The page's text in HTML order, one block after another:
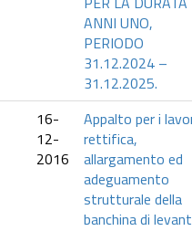
ANNI UNO,
PERIODO
31.12.2024 –
31.12.2025.
16-
12-
2016
Appalto per i
rettifica,
allargamento ed
adeguamento
strutturale della
banchina di